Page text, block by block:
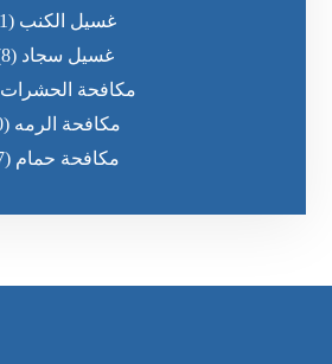
غسيل الكنب (1)
غسيل سجاد (8)
مكافحة الحشرات
مكافحة الرمه (0)
مكافحة حمام (7)